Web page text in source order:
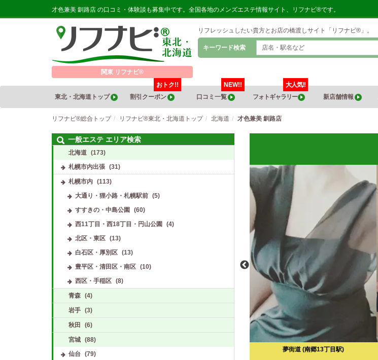
才色兼美 釧路店 の口コミ・体験談も募集中です。全国各地のメンズエステ情報サイト、リフナビ®です。
関東 リフナビ®
リフレッシュしたい貴方とお店の橋渡しサイト「リフナビ®」。
キーワード検索
東北・北海道トップ 割引クーポン
おトク!!
口コミ一覧
NEW!!
フォトギャラリー
大人気!!
新店舗情報
リフナビ®総合トップ リフナビ®東北・北海道トップ 北海道 才色兼美 釧路店
Fatina～ファティーナ～(すすきの発)
夢街道 (南郷13丁目駅)
一般エステ エリア検索
北海道 (173)
札幌市内出張 (31)
札幌市内 (113)
大通り・狸小路・札幌駅前
(5)
すすきの・中島公園
(60)
西11丁目・西18丁目・円山公園
(4)
北区・東区
(13)
白石区・厚別区
(13)
豊平区・清田区・南区
(10)
西区・手稲区
(8)
青森 (4)
岩手 (3)
秋田 (6)
宮城 (88)
仙台 (79)